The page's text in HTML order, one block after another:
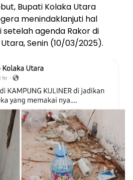
Bupati Kolaka Utara
menindaklanjuti hal
agenda Rakor di
Senin (10/03/2025).